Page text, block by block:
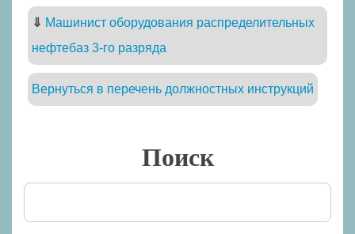
⇓ Машинист оборудования распределительных
нефтебаз 3-го разряда
Вернуться в перечень должностных инструкций
Поиск